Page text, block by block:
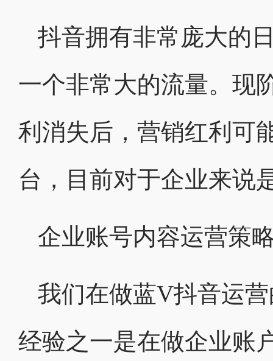
抖音拥有非常庞大的
一个非常大的流量。现
利消失后，营销红利可
台，目前对于企业来说
企业账号内容运营策
我们在做蓝V抖音运
经验之一是在做企业账